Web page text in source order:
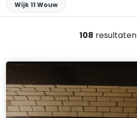
Wijk 11 Wouw
108 resultaten